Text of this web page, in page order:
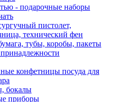
- подарочные наборы
пистолет,
технический фен
тубы, коробы, пакеты
конфетницы посуда для
бокалы
приборы